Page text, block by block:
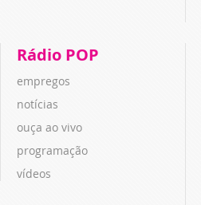
Rádio POP
empregos
notícias
ouça ao vivo
programação
vídeos